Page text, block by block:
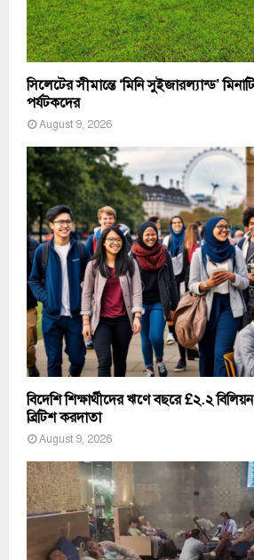
সিলেটের সীমান্তে ‘মিনি সুইজারল্যান্ড’
পর্যটকদের
August 9, 2026
বিদেশি শিক্ষার্থীদের ঋণে বছরে £২.২
ব্রিটিশ করদাতা
August 9, 2026